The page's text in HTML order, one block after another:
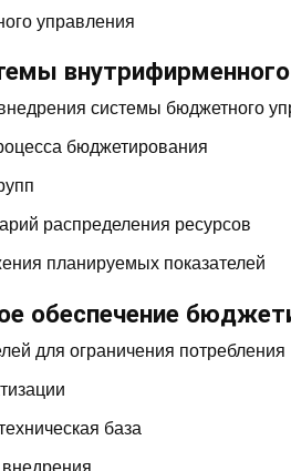
управления
системы бюджетного
бюджетирования
распределения ресурсов
планируемых показателей
обеспечение
для ограничения потребления
база
внедрения